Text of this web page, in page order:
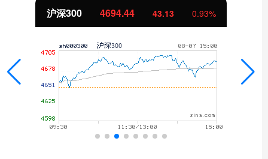
沪深300 4694.44 43.13 0.93%